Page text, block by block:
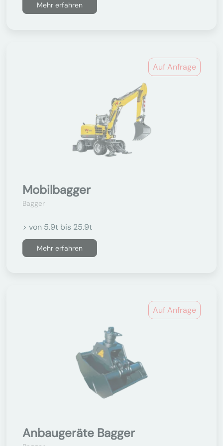
Mehr erfahren
Auf Anfrage
Mobilbagger
Bagger
> von 5.9t bis 25.9t
Mehr erfahren
Auf Anfrage
Anbaugeräte Bagger